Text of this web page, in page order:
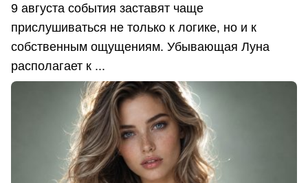
9 августа события заставят чаще
прислушиваться не только к логике, но и к
собственным ощущениям. Убывающая Луна
располагает к ...